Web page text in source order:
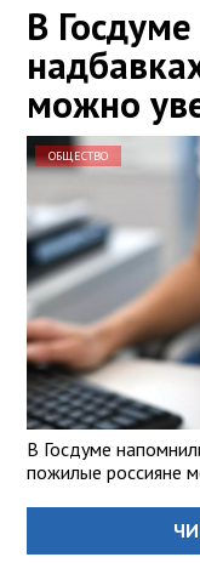
В
можно
ОБЩЕСТВО
В Госдуме
пожилые россияне